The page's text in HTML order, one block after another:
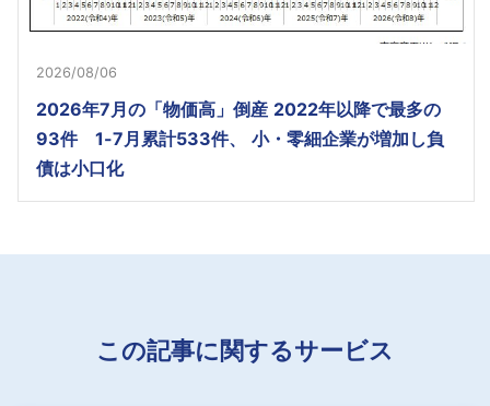
2026/08/06
2026年7月の「物価高」倒産 2022年以降で最多の
93件 1-7月累計533件、 小・零細企業が増加し負
債は小口化
この記事に関するサービス